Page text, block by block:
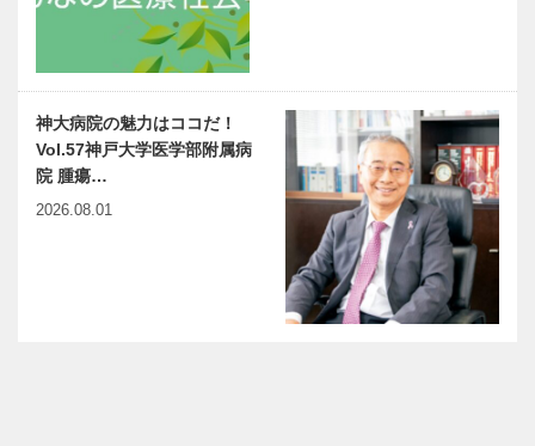
神大病院の魅力はココだ！
Vol.57神戸大学医学部附属病
院 腫瘍…
2026.08.01